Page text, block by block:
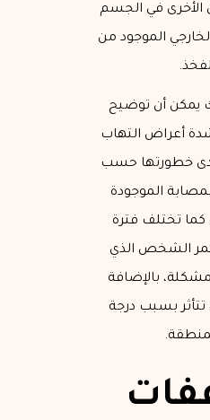
الأخرى في الجسم
الموجود من
يمكن أن توضيح
أعراض التهاب
خطورتها حسب
الموجودة
تختلف فترة
الشخص الذي
بالإضافة
بسبب درجة